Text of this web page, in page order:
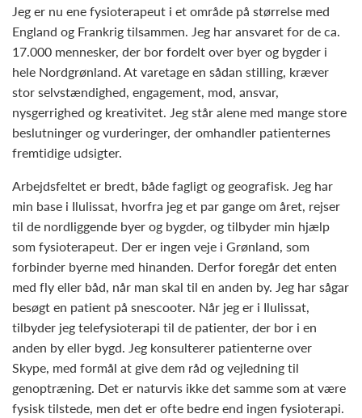
Jeg er nu ene fysioterapeut i et område på størrelse med
England og Frankrig tilsammen. Jeg har ansvaret for de ca.
17.000 mennesker, der bor fordelt over byer og bygder i
hele Nordgrønland. At varetage en sådan stilling, kræver
stor selvstændighed, engagement, mod, ansvar,
nysgerrighed og kreativitet. Jeg står alene med mange store
beslutninger og vurderinger, der omhandler patienternes
fremtidige udsigter.
Arbejdsfeltet er bredt, både fagligt og geografisk. Jeg har
min base i Ilulissat, hvorfra jeg et par gange om året, rejser
til de nordliggende byer og bygder, og tilbyder min hjælp
som fysioterapeut. Der er ingen veje i Grønland, som
forbinder byerne med hinanden. Derfor foregår det enten
med fly eller båd, når man skal til en anden by. Jeg har sågar
besøgt en patient på snescooter. Når jeg er i Ilulissat,
tilbyder jeg telefysioterapi til de patienter, der bor i en
anden by eller bygd. Jeg konsulterer patienterne over
Skype, med formål at give dem råd og vejledning til
genoptræning. Det er naturvis ikke det samme som at være
fysisk tilstede, men det er ofte bedre end ingen fysioterapi.